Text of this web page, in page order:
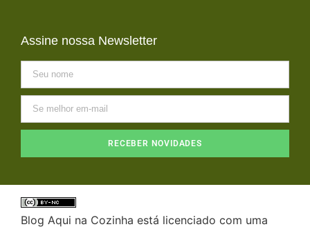
Assine nossa Newsletter
RECEBER NOVIDADES
Blog Aqui na Cozinha está licenciado com uma